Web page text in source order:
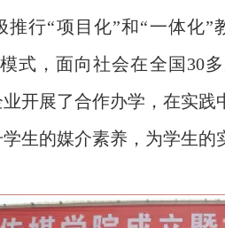
推行“项目化”和“一体化”
式，面向社会在全国 30
开展了合作办学，在实践
生的媒介素养，为学生的